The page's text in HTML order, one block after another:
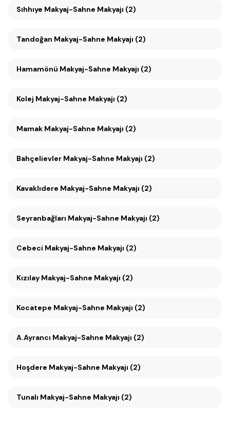
Sıhhıye Makyaj-Sahne Makyajı (2)
Tandoğan Makyaj-Sahne Makyajı (2)
Hamamönü Makyaj-Sahne Makyajı (2)
Kolej Makyaj-Sahne Makyajı (2)
Mamak Makyaj-Sahne Makyajı (2)
Bahçelievler Makyaj-Sahne Makyajı (2)
Kavaklıdere Makyaj-Sahne Makyajı (2)
Seyranbağları Makyaj-Sahne Makyajı (2)
Cebeci Makyaj-Sahne Makyajı (2)
Kızılay Makyaj-Sahne Makyajı (2)
Kocatepe Makyaj-Sahne Makyajı (2)
A.Ayrancı Makyaj-Sahne Makyajı (2)
Hoşdere Makyaj-Sahne Makyajı (2)
Tunalı Makyaj-Sahne Makyajı (2)